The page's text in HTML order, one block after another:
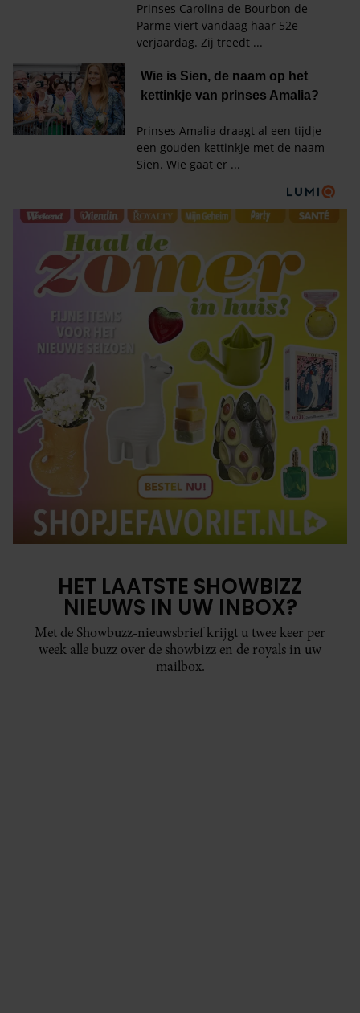
HET LAATSTE SHOWBIZZ
NIEUWS IN UW INBOX?
Met de Showbuzz-nieuwsbrief krijgt u twee keer per
week alle buzz over de showbizz en de royals in uw
mailbox.